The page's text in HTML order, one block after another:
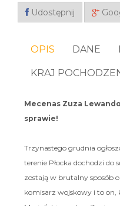
Udostępnij
OPIS DANE
KRAJ
Mecenas Zuza
sprawie!
Trzynastego grudnia
terenie Płocka dochodzi
zostają w brutalny sposób
komisarz wojskowy i to on,